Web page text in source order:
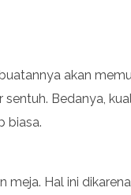
akan
Bedanya,
biasa.
Hal ini